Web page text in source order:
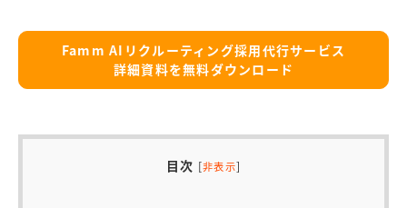
Famm AIリクルーティング採用代行サービス
詳細資料を無料ダウンロード
目次 [非表示]